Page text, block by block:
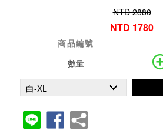
NTD 2880
NTD 1780
商品編號
數量